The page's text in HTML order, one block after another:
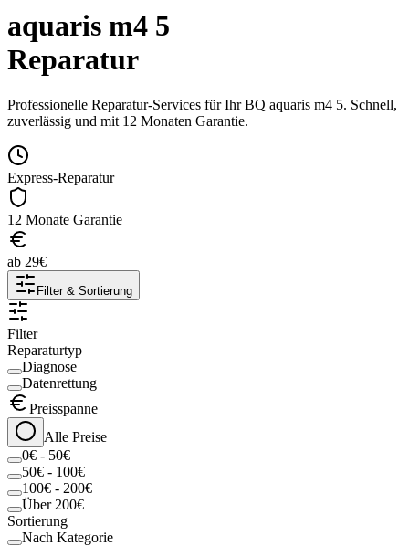
aquaris m4 5
Reparatur
Professionelle Reparatur-Services für IhrBQ aquaris m4 5. Schnell,
zuverlässig und mit 12 Monaten Garantie.
Express-Reparatur
12 Monate Garantie
ab 29€
Filter & Sortierung
Filter
Reparaturtyp
Diagnose
Datenrettung
Preisspanne
Alle Preise
0€ - 50€
50€ - 100€
100€ - 200€
Über 200€
Sortierung
Nach Kategorie